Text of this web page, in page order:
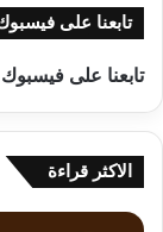
تابعنا على
تابعنا على فيسبوك
الاكثر قراءة